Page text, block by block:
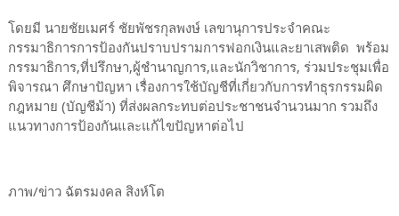
โดยมี นายชัยเมศร์ ชัยพัชรกุลพงษ์ เลขานุการประจำคณะ
กรรมาธิการการป้องกันปราบปรามการฟอกเงินและยาเสพติด พร้อม
กรรมาธิการ,ที่ปรึกษา,ผู้ชำนาญการ,และนักวิชาการ, ร่วมประชุมเพื่อ
พิจารณา ศึกษาปัญหา เรื่องการใช้บัญชีที่เกี่ยวกับการทำธุรกรรมผิด
กฎหมาย (บัญชีม้า) ที่ส่งผลกระทบต่อประชาชนจำนวนมาก รวมถึง
แนวทางการป้องกันและแก้ไขปัญหาต่อไป
ภาพ/ข่าว ฉัตรมงคล สิงห์โต